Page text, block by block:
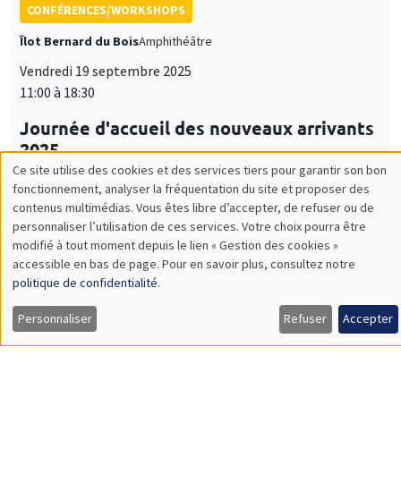
CONFÉRENCES/WORKSHOPS
Îlot Bernard du BoisAmphithéâtre
Vendredi 19 septembre 2025
11:00 à 18:30
Journée d'accueil des nouveaux arrivants
2025
CONFÉRENCES/WORKSHOPS
Lundi 17 novembre 2025, 10:00 à
Vendredi 21 novembre 2025, 14:00
École thématique EcoComplex-BIODIV